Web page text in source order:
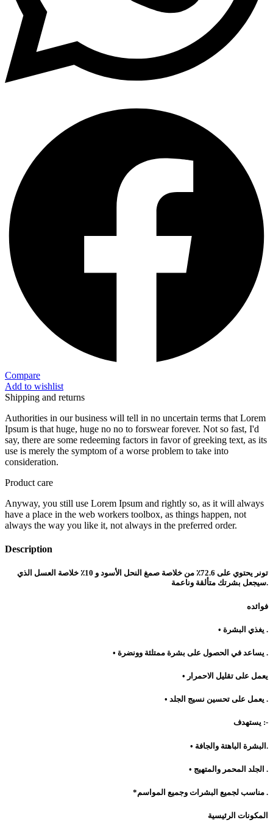
Compare
Add to wishlist
Shipping and returns
Authorities in our business will tell in no uncertain terms that Lorem
Ipsum is that huge, huge no no to forswear forever. Not so fast, I'd
say, there are some redeeming factors in favor of greeking text, as its
use is merely the symptom of a worse problem to take into
consideration.
Product care
Anyway, you still use Lorem Ipsum and rightly so, as it will always
have a place in the web workers toolbox, as things happen, not
always the way you like it, not always in the preferred order.
Description
ت
ونر يحتوي على 72.6٪ من خلاصة صمغ النحل الأسود و 10٪ خلاصة العسل الذي
سيجعل بشرتك متألقة وناعمة.
فوائده
• يغذي البشرة .
• يساعد في الحصول على بشرة ممتلئة وونضرة .
• يعمل على تقليل الاحمرار
• يعمل على تحسين نسيج الجلد .
يستهدف :-
• البشرة الباهتة والجافة.
• الجلد المحمر والمتهيج .
*مناسب لجميع البشرات وجميع المواسم .
المكونات الرئيسية